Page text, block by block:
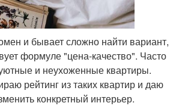
и бывает сложно найти вариант,
формуле "цена-качество". Часто
и неухоженные квартиры.
рейтинг из таких квартир и даю
конкретный интерьер.